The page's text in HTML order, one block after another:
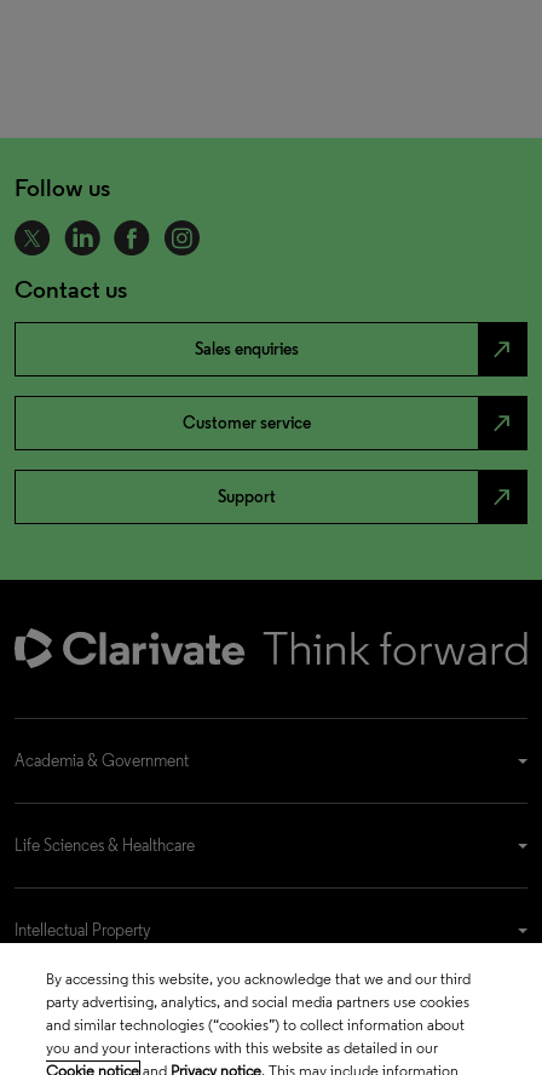
Follow us
Contact us
Sales enquiries north_east
Customer service north_east
Support north_east
Academia & Government
Life Sciences & Healthcare
Intellectual Property
Company
By accessing this website, you acknowledge that we and our third
party advertising, analytics, and social media partners use cookies
and similar technologies (“cookies”) to collect information about
you and your interactions with this website as detailed in our
Cookie notice and Privacy notice. This may include information